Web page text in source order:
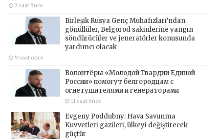
2 saat önce
Birleşik Rusya Genç Muhafızları’ndan
gönüllüler, Belgorod sakinlerine yangın
söndürücüler ve jeneratörler konusunda
yardımcı olacak
9 saat önce
Волонтёры «Молодой Гвардии Единой
России» помогут белгородцам с
огнетушителями и генераторами
11 saat önce
Evgeny Poddubny: Hava Savunma
Kuvvetleri gazileri, ülkeyi değiştirecek
güçtür